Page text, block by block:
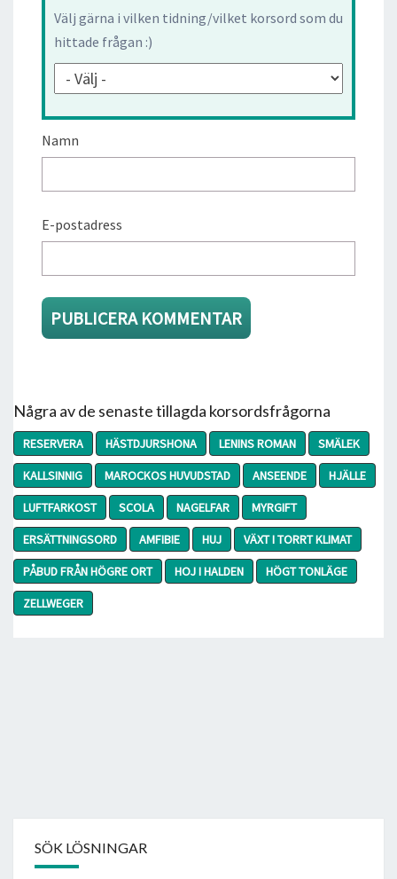
Välj gärna i vilken tidning/vilket korsord som du
hittade frågan :)
Namn
E-postadress
Några av de senaste tillagda korsordsfrågorna
RESERVERA HÄSTDJURSHONA LENINS ROMAN
SMÄLEK
KALLSINNIG
MAROCKOS HUVUDSTAD ANSEENDE
HJÄLLE
LUFTFARKOST
SCOLA NAGELFAR
MYRGIFT
ERSÄTTNINGSORD
AMFIBIE HUJ
VÄXT I TORRT KLIMAT
PÅBUD FRÅN HÖGRE ORT
HOJ I HALDEN
HÖGT TONLÄGE
ZELLWEGER
SÖK LÖSNINGAR